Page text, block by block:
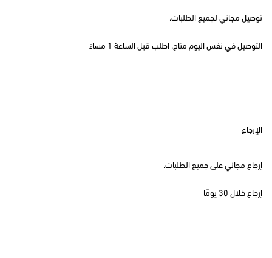
توصيل مجاني لجميع الطلبات.
التوصيل في نفس اليوم متاح. اطلب قبل الساعة 1 مساءً
الإرجاع
إرجاع مجاني على جميع الطلبات.
إرجاع خلال 30 يومًا